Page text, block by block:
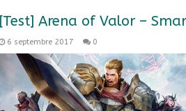
[Test] Arena of Valor –
6 septembre 2017 0